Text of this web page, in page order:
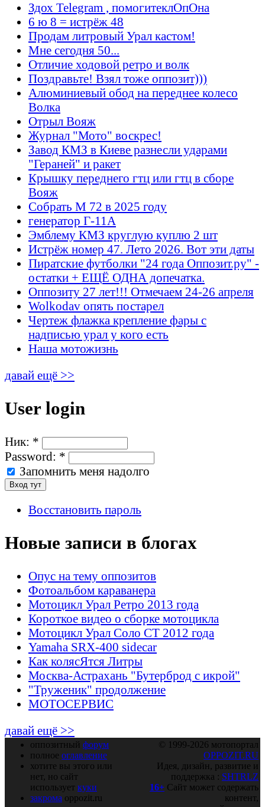
Здох Telegram , помогитеклОпОна
6 ю 8 = истрёж 48
Продам литровый Урал кастом!
Мне сегодня 50...
Отличие ходовой ретро и волк
Поздравьте! Взял тоже оппозит)))
Алюминиевый обод на переднее колесо
Волка
Отрыл Вояж
Журнал "Мото" воскрес!
Завод КМЗ в Киеве разнесли ударами
"Гераней" и ракет
Крышку переднего гтц или гтц в сборе
Вояж
Собрать М 72 в 2025 году
генератор Г-11А
Эмблему КМЗ круглую куплю 2 шт
Истрёж номер 47. Лето 2026. Вот эти даты
Пиратские футболки "24 года Оппозит.ру" -
остатки + ЕЩЁ ОДНА допечатка.
Оппозиту 27 лет!!! Отмечаем 24-26 апреля
Wolkodav опять постарел
Чертеж флажка крепление фары с
надписью урал у кого есть
Наша мотожизнь
давай ещё >>
User login
Ник: *
Password: *
Запомнить меня надолго
Восстановить пароль
Новые записи в блогах
Опус на тему оппозитов
Фотоальбом караванера
Мотоцикл Урал Ретро 2013 года
Короткое видео о сборке мотоцикла
Мотоцикл Урал Соло СТ 2012 года
Yamaha SRX-400 sidecar
Как колясЯтся Литры
Москва-Астрахань "Бутерброд с икрой"
"Труженик" продолжение
МОТОСЕРВИС
давай ещё >>
оппозитный форум
полное оглавление
хотите вы этого или
нет, но сайт
использует куки
закрома oppozit.ru
© 1999-2026 мотопортал
OPPOZIT.RU
Идея, дизайн, развитие и
поддержка : SHTRLZ
16+ Сайт может содержать
контент,